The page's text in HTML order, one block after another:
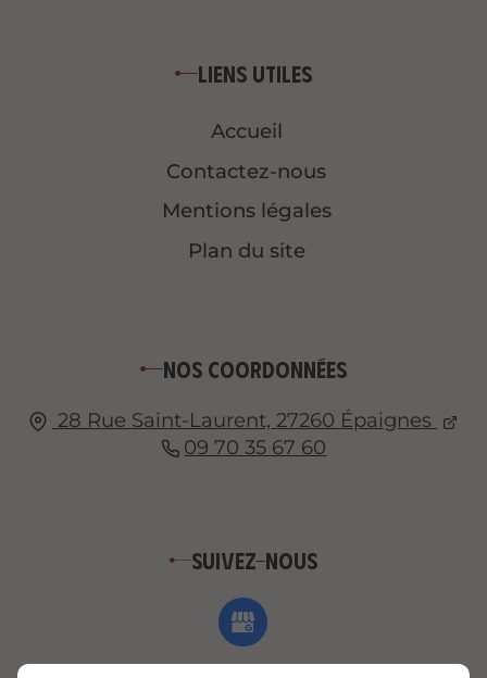
Liens utiles
Accueil
Contactez-nous
Mentions légales
Plan du site
Nos coordonnées
28 Rue Saint-Laurent, 27260 Épaignes
09 70 35 67 60
Suivez-nous